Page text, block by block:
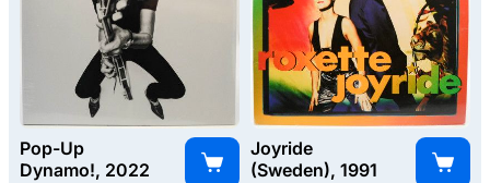
Pop-Up
Dynamo!, 2022
Joyride
(Sweden), 1991